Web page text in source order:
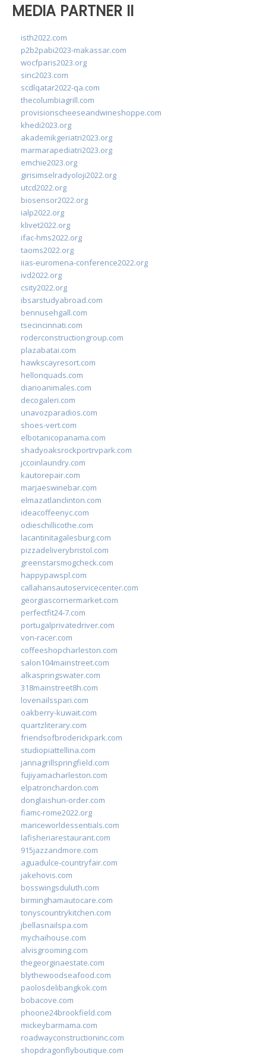
MEDIA PARTNER II
isth2022.com
p2b2pabi2023-makassar.com
wocfparis2023.org
sinc2023.com
scdlqatar2022-qa.com
thecolumbiagrill.com
provisionscheeseandwineshoppe.com
khedi2023.org
akademikgeriatri2023.org
marmarapediatri2023.org
emchie2023.org
girisimselradyoloji2022.org
utcd2022.org
biosensor2022.org
ialp2022.org
klivet2022.org
ifac-hms2022.org
taoms2022.org
iias-euromena-conference2022.org
ivd2022.org
csity2022.org
ibsarstudyabroad.com
bennusehgall.com
tsecincinnati.com
roderconstructiongroup.com
plazabatai.com
hawkscayresort.com
hellonquads.com
diarioanimales.com
decogaleri.com
unavozparadios.com
shoes-vert.com
elbotanicopanama.com
shadyoaksrockportrvpark.com
jccoinlaundry.com
kautorepair.com
marjaeswinebar.com
elmazatlanclinton.com
ideacoffeenyc.com
odieschillicothe.com
lacantinitagalesburg.com
pizzadeliverybristol.com
greenstarsmogcheck.com
happypawspl.com
callahansautoservicecenter.com
georgiascornermarket.com
perfectfit24-7.com
portugalprivatedriver.com
von-racer.com
coffeeshopcharleston.com
salon104mainstreet.com
alkaspringswater.com
318mainstreet8h.com
lovenailsspari.com
oakberry-kuwait.com
quartzliterary.com
friendsofbroderickpark.com
studiopiattellina.com
jannagrillspringfield.com
fujiyamacharleston.com
elpatronchardon.com
donglaishun-order.com
fiamc-rome2022.org
mariceworldessentials.com
lafisheriarestaurant.com
915jazzandmore.com
aguadulce-countryfair.com
jakehovis.com
bosswingsduluth.com
birminghamautocare.com
tonyscountrykitchen.com
jbellasnailspa.com
mychaihouse.com
alvisgrooming.com
thegeorginaestate.com
blythewoodseafood.com
paolosdelibangkok.com
bobacove.com
phoone24brookfield.com
mickeybarmama.com
roadwayconstructioninc.com
shopdragonflyboutique.com